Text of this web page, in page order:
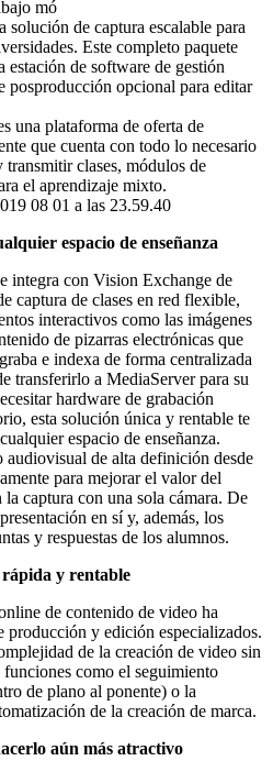
mó
solución de captura escalable para
Este completo paquete
estación de software de gestión
posproducción opcional para editar
una plataforma de oferta de
que cuenta con todo lo necesario
transmitir clases, módulos de
el aprendizaje mixto.
espacio de enseñanza
integra con Vision Exchange de
captura de clases en red flexible,
interactivos como las imágenes
de pizarras electrónicas que
e indexa de forma centralizada
transferirlo a MediaServer para su
hardware de grabación
esta solución única y rentable te
espacio de enseñanza.
de alta definición desde
para mejorar el valor del
captura con una sola cámara. De
en sí y, además, los
y respuestas de los alumnos.
rápida y rentable
de contenido de video ha
producción y edición especializados.
de la creación de video sin
como el seguimiento
de plano al ponente) o la
de la creación de marca.
aún más atractivo